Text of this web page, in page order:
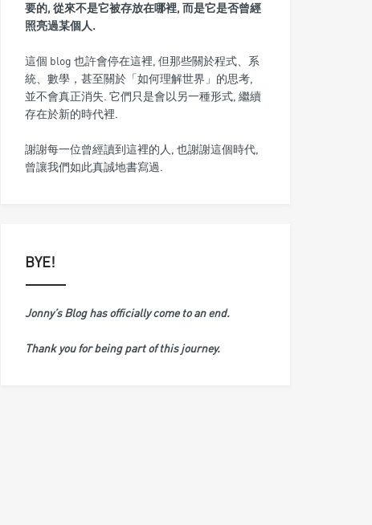
要的, 從來不是它被存放在哪裡, 而是它是否曾經
照亮過某個人.
這個 blog 也許會停在這裡, 但那些關於程式、系
統、數學，甚至關於「如何理解世界」的思考,
並不會真正消失. 它們只是會以另一種形式, 繼續
存在於新的時代裡.
謝謝每一位曾經讀到這裡的人, 也謝謝這個時代,
曾讓我們如此真誠地書寫過.
BYE!
Jonny’s Blog has officially come to an end.
Thank you for being part of this journey.